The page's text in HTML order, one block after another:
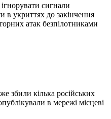
сигнали
в укриттях до закінчення
атак безпілотниками
збили кілька російських
в мережі місцеві